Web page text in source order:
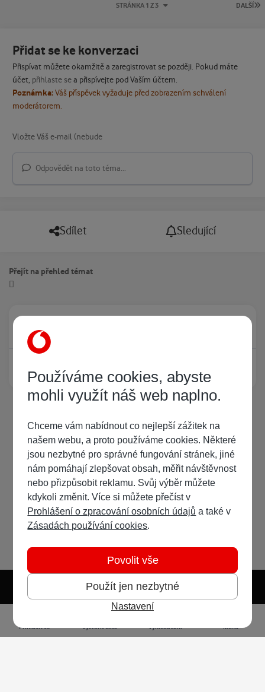
DALŠÍ
STRÁNKA 1 Z 3
Přidat se ke konverzaci
Přispívat můžete okamžitě a zaregistrovat se později. Pokud máte
účet, přihlaste sea přispívejte pod Vaším účtem.
Poznámka:Váš příspěvek vyžaduje před zobrazením schválení
moderátorem.
Odpovědět na toto téma...
Sdílet Sledující
Přejít na přehled témat
Právě prohlíží tuto stránku
Žádný registrovaný uživatel si neprohlíží tuto stránku
Světlý režim Předvolba systému
Přihlásit se Vytvořit účet Vyhledávání Menu
Používáme cookies, abyste
mohli využít náš web naplno.
Chceme vám nabídnout co nejlepší zážitek na
našem webu, a proto používáme cookies. Některé
jsou nezbytné pro správné fungování stránek, jiné
nám pomáhají zlepšovat obsah, měřit návštěvnost
nebo přizpůsobit reklamu. Svůj výběr můžete
kdykoli změnit. Více si můžete přečíst v
Prohlášení o zpracování osobních údajů a také v
Zásadách používání cookies.
Použít jen nezbytné
Povolit vše
Nastavení